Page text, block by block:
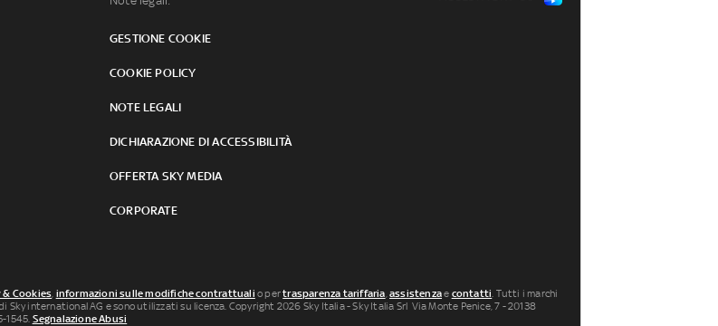
GESTIONE COOKIE
COOKIE POLICY
NOTE LEGALI
DICHIARAZIONE DI ACCESSIBILITÀ
OFFERTA SKY MEDIA
CORPORATE
& Cookies, informazioni sulle modifiche contrattuali o pertrasparenza tariffaria,assistenzae contatti. Tutti i marchi
international AG e sono utilizzati su licenza. Copyright 2026 Sky Italia - Sky Italia Srl Via Monte Penice, 7 - 20138
1545. Segnalazione Abusi